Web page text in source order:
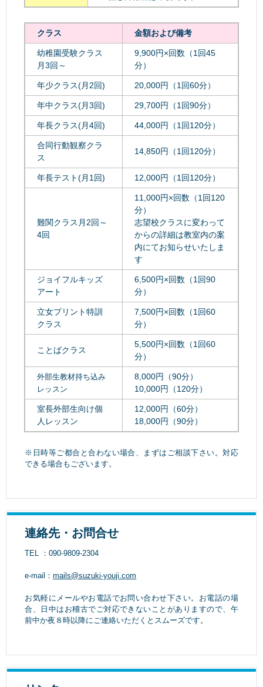
クラス 金額および備考
幼稚園受験クラス
月3回～
9,900円×回数（1回45
分）
年少クラス(月2回) 20,000円（1回60分）
年中クラス(月3回) 29,700円（1回90分）
年長クラス(月4回) 44,000円（1回120分）
合同行動観察クラ
ス
14,850円（1回120分）
年長テスト(月1回) 12,000円（1回120分）
難関クラス月2回～
4回
11,000円×回数（1回120
分）
志望校クラスに変わって
からの詳細は教室内の案
内にてお知らせいたしま
す
ジョイフルキッズ
アート
6,500円×回数（1回90
分）
立女プリント特訓
クラス
7,500円×回数（1回60
分）
ことばクラス
5,500円×回数（1回60
分）
外部生教材持ち込み
レッスン
8,000円（90分）
10,000円（120分）
室長外部生向け個
人レッスン
12,000円（60分）
18,000円（90分）
※日時等ご都合と合わない場合、まずはご相談下さい。対応
できる場合もございます。
連絡先・お問合せ
TEL ：090-9809-2304
e-mail：mails@suzuki-youji.com
お気軽にメールやお電話でお問い合わせ下さい。お電話の場
合、日中はお稽古でご対応できないことがありますので、午
前中か夜８時以降にご連絡いただくとスムーズです。